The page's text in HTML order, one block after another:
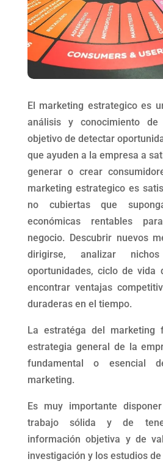
El marketing estrategico es
análisis y conocimiento
objetivo de detectar
que ayuden a la empresa a
generar o crear
marketing estrategico es
no cubiertas que
económicas rentables
negocio. Descubrir nuevos
dirigirse, analizar
oportunidades, ciclo de vida
encontrar ventajas
duraderas en el tiempo.
La estratéga del
estrategia general de la
fundamental o esencial
marketing.
Es muy importante
trabajo sólida y de
información objetiva y de
investigación y los estudios